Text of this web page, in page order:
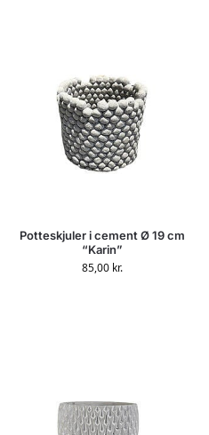
Potteskjuler i cement Ø 19 cm
“Karin”
85,00 kr.